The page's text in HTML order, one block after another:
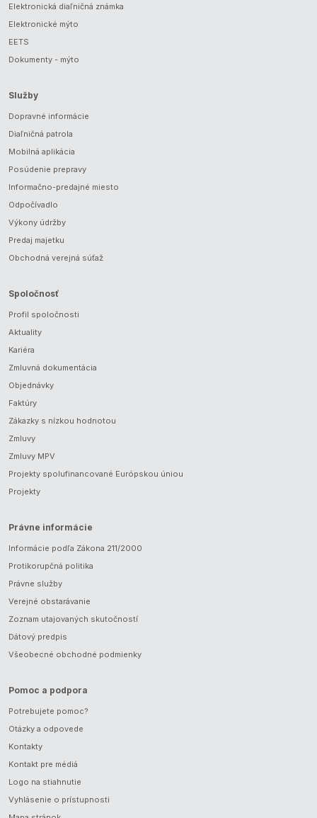
Elektronická diaľničná známka
Elektronické mýto
EETS
Dokumenty - mýto
Služby
Dopravné informácie
Diaľničná patrola
Mobilná aplikácia
Posúdenie prepravy
Informačno-predajné miesto
Odpočívadlo
Výkony údržby
Predaj majetku
Obchodná verejná súťaž
Spoločnosť
Profil spoločnosti
Aktuality
Kariéra
Zmluvná dokumentácia
Objednávky
Faktúry
Zákazky s nízkou hodnotou
Zmluvy
Zmluvy MPV
Projekty spolufinancované Európskou úniou
Projekty
Právne informácie
Informácie podľa Zákona 211/2000
Protikorupčná politika
Právne služby
Verejné obstarávanie
Zoznam utajovaných skutočností
Dátový predpis
Všeobecné obchodné podmienky
Pomoc a podpora
Potrebujete pomoc?
Otázky a odpovede
Kontakty
Kontakt pre médiá
Logo na stiahnutie
Vyhlásenie o prístupnosti